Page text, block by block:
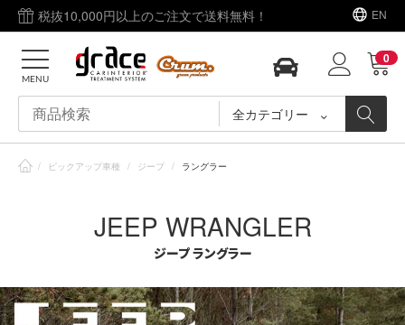
税抜10,000円以上のご注文で送料無料！ EN
全カテゴリー
0
MENU
/ ピックアップ車種 / ジープ / ラングラー
JEEP WRANGLER
ジープ ラングラー